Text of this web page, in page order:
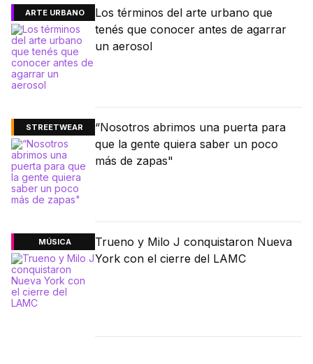
ARTE URBANO
Los términos del arte urbano que
tenés que conocer antes de agarrar
un aerosol
STREETWEAR
“Nosotros abrimos una puerta para
que la gente quiera saber un poco
más de zapas"
MÚSICA
Trueno y Milo J conquistaron Nueva
York con el cierre del LAMC